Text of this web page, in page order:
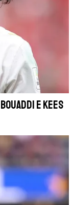
e Kees